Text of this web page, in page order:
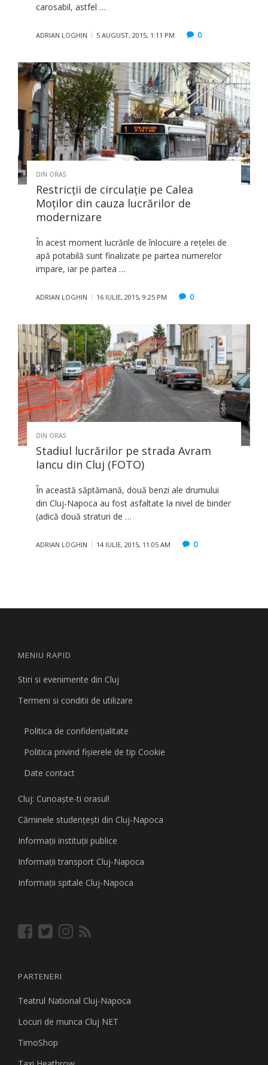
carosabil, astfel …
ADRIAN LOGHIN 5 AUGUST, 2015, 1:11 PM 0
DIN ORAS
Restricţii de circulaţie pe Calea
Moților din cauza lucrărilor de
modernizare
În acest moment lucrările de înlocuire a reţelei de
apă potabilă sunt finalizate pe partea numerelor
impare, iar pe partea …
ADRIAN LOGHIN 16 IULIE, 2015, 9:25 PM 0
DIN ORAS
Stadiul lucrărilor pe strada Avram
Iancu ‪‎din Cluj‬ (FOTO)
În această săptămană, două benzi ale drumului
din Cluj-Napoca au fost asfaltate la nivel de binder
(adică două straturi de …
ADRIAN LOGHIN 14 IULIE, 2015, 11:05 AM 0
MENIU RAPID
Stiri si evenimente din Cluj
Termeni si conditii de utilizare
Politica de confidențialitate
Politica privind fişierele de tip Cookie
Date contact
Cluj: Cunoaşte-ti orasul!
Căminele studenţeşti din Cluj-Napoca
Informaţii instituţii publice
Informaţii transport Cluj-Napoca
Informaţii spitale Cluj-Napoca
PARTENERI
Teatrul National Cluj-Napoca
Locuri de munca Cluj NET
TimoShop